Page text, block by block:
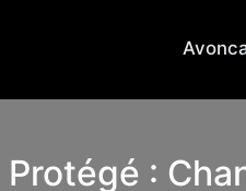
Protégé :